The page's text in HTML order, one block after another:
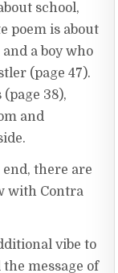
school,
poem is about
a boy who
(page 47).
38),
and
there are
with Contra
vibe to
message of